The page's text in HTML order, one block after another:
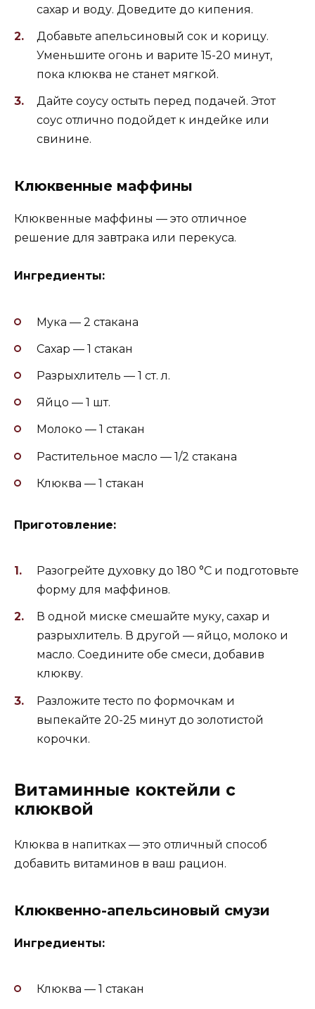
сахар и воду. Доведите до кипения.
Добавьте апельсиновый сок и корицу.
Уменьшите огонь и варите 15-20 минут,
пока клюква не станет мягкой.
Дайте соусу остыть перед подачей. Этот
соус отлично подойдет к индейке или
свинине.
Клюквенные маффины
Клюквенные маффины — это отличное
решение для завтрака или перекуса.
Ингредиенты:
Мука — 2 стакана
Сахар — 1 стакан
Разрыхлитель — 1 ст. л.
Яйцо — 1 шт.
Молоко — 1 стакан
Растительное масло — 1/2 стакана
Клюква — 1 стакан
Приготовление:
Разогрейте духовку до 180 °C и подготовьте
форму для маффинов.
В одной миске смешайте муку, сахар и
разрыхлитель. В другой — яйцо, молоко и
масло. Соедините обе смеси, добавив
клюкву.
Разложите тесто по формочкам и
выпекайте 20-25 минут до золотистой
корочки.
Витаминные коктейли с
клюквой
Клюква в напитках — это отличный способ
добавить витаминов в ваш рацион.
Клюквенно-апельсиновый смузи
Ингредиенты:
Клюква — 1 стакан